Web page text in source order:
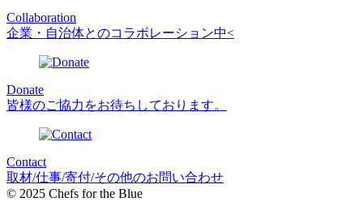
Collaboration
企業・自治体とのコラボレーション中<
Donate
皆様のご協力をお待ちしております。
Contact
取材/仕事/寄付/その他のお問い合わせ
© 2025 Chefs for the Blue